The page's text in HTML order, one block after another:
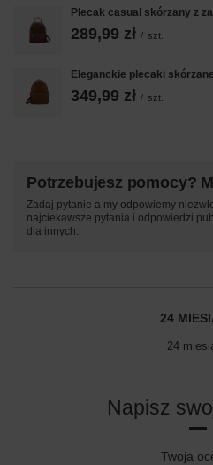
Plecak casual skórzany z
289,99 zł / szt.
Eleganckie plecaki
349,99 zł / szt.
Potrzebujesz pomocy?
Zadaj pytanie a my odpowiemy
najciekawsze pytania i odpowiedzi
dla innych.
24
24
Napisz
Twoja